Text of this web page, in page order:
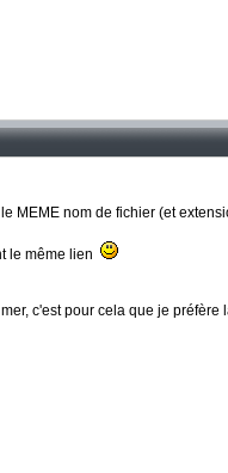
MEME nom de fichier (et
le même lien
c'est pour cela que je préfère